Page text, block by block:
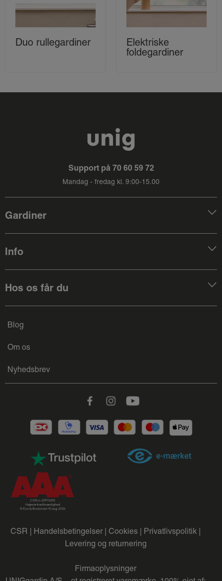
Duo rullegardiner
Elektriske
foldegardiner
Support på 70 60 59 72
Mandag - fredag kl. 9:00-15.00
Gardiner
Info
Hos os får du
Blog
Om os
Nyhedsbrev
FacebookInstagramYoutube
CSR | Handelsbetingelser | Cookies | Privatlivspolitik |
Levering og returnering
Firmaoplysninger